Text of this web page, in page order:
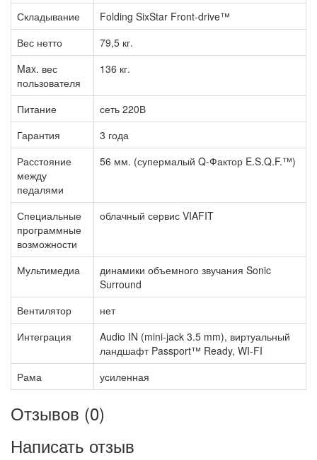
Складывание
Folding SixStar Front-drive™
Вес нетто
79,5 кг.
Max. вес
пользователя
136 кг.
Питание
сеть 220В
Гарантия
3 года
Расстояние
между
педалями
56 мм. (супермалый Q-Фактор E.S.Q.F.™)
Специальные
программные
возможности
облачный сервис VIAFIT
Мультимедиа
динамики объемного звучания Sonic
Surround
Вентилятор
нет
Интеграция
Audio IN (mini-jack 3.5 mm), виртуальный
ландшафт Passport™ Ready, WI-FI
Рама
усиленная
Отзывов (0)
Написать отзыв